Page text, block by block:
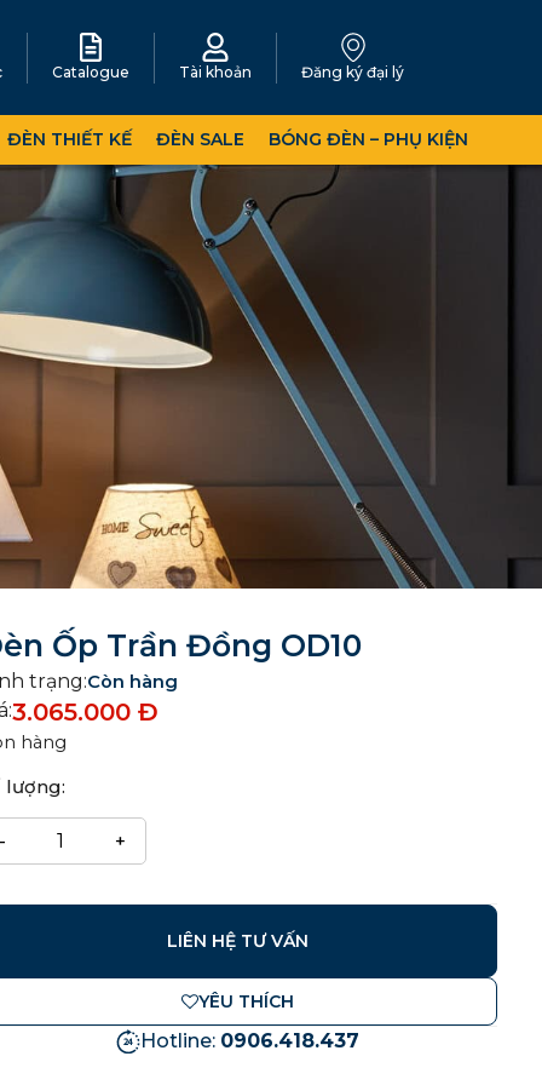
Catalogue Tài khoản Đăng ký đại lý
ĐÈN THIẾT KẾ ĐÈN SALE BÓNG ĐÈN – PHỤ KIỆN
Ốp Trần Đồng OD10
trạng:Còn hàng
3.065.000Đ
hàng
lượng:
LIÊN HỆ TƯ VẤN
YÊU THÍCH
Hotline: 0906.418.437